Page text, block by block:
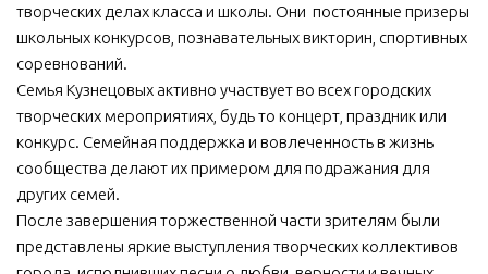
творческих делах класса и школы. Они постоянные призеры
школьных конкурсов, познавательных викторин, спортивных
соревнований.
Семья Кузнецовых активно участвует во всех городских
творческих мероприятиях, будь то концерт, праздник или
конкурс. Семейная поддержка и вовлеченность в жизнь
сообщества делают их примером для подражания для
других семей.
После завершения торжественной части зрителям были
представлены яркие выступления творческих коллективов